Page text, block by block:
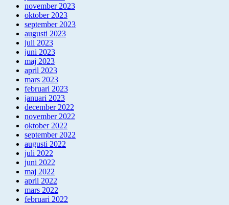
november 2023
oktober 2023
september 2023
augusti 2023
juli 2023
juni 2023
maj 2023
april 2023
mars 2023
februari 2023
januari 2023
december 2022
november 2022
oktober 2022
september 2022
augusti 2022
juli 2022
juni 2022
maj 2022
april 2022
mars 2022
februari 2022